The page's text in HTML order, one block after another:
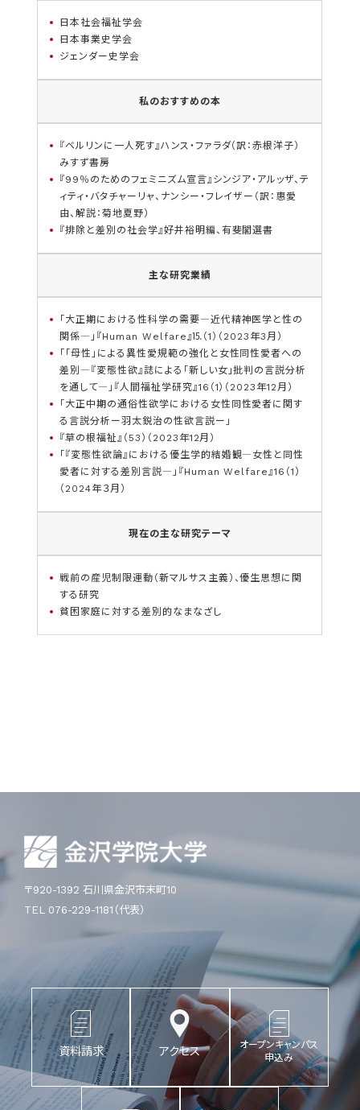
日本社会福祉学会
日本事業史学会
ジェンダー史学会
私のおすすめの本
『ベルリンに一人死す』ハンス・ファラダ（訳：赤根洋子）
みすず書房
『99％のためのフェミニズム宣言』シンジア・アルッザ、テ
ィティ・バタチャーリャ、ナンシー・フレイザー（訳：惠愛
由、解説：菊地夏野）
『排除と差別の社会学』好井裕明編、有斐閣選書
主な研究業績
「大正期における性科学の需要―近代精神医学と性の
関係―」『Human Welfare』⒖（1）（2023年3月）
「「母性」による異性愛規範の強化と女性同性愛者への
差別―『変態性欲』誌による「新しい女」批判の言説分析
を通して―」『人間福祉学研究』16（1）（2023年12月）
「大正中期の通俗性欲学における女性同性愛者に関す
る言説分析ー羽太鋭治の性欲言説ー」
『草の根福祉』（53）（2023年12月）
「『変態性欲論』における優生学的結婚観―女性と同性
愛者に対する差別言説―」『Human Welfare』16（1）
（2024年３月）
現在の主な研究テーマ
戦前の産児制限運動（新マルサス主義）、優生思想に関
する研究
貧困家庭に対する差別的なまなざし
〒920-1392 石川県金沢市末町10
TEL 076-229-1181（代表）
資料請求 アクセス
オープンキャンパス
申込み